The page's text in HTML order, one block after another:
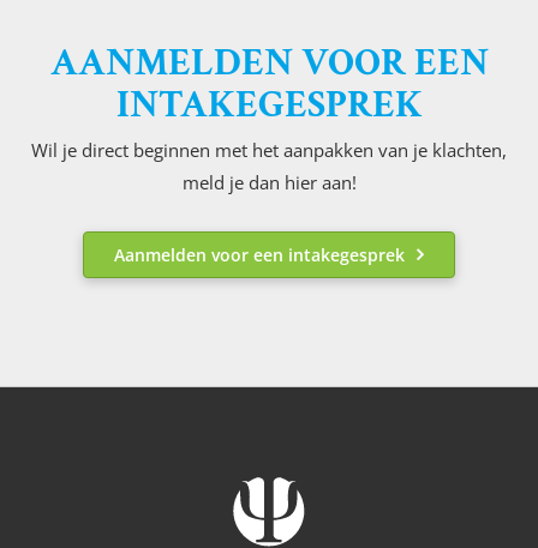
AANMELDEN VOOR EEN
INTAKEGESPREK
Wil je direct beginnen met het aanpakken van je klachten,
meld je dan hier aan!
Aanmelden voor een intakegesprek